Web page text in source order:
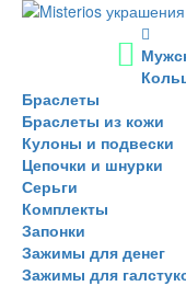
Браслеты
Браслеты из кожи
Кулоны и подвески
Цепочки и шнурки
Серьги
Комплекты
Запонки
Зажимы для денег
Зажимы для